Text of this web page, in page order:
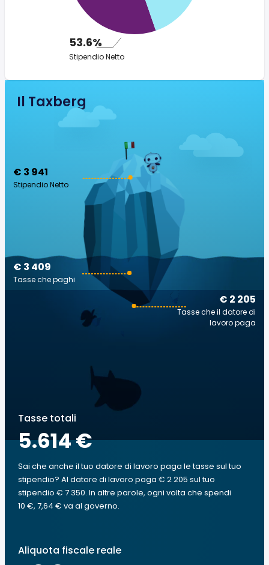
53.6%
Stipendio Netto
Il Taxberg
€ 3 941
Stipendio Netto
€ 2 205
Tasse che il datore di
lavoro paga
€ 3 409
Tasse che paghi
Tasse totali
5.614 €
Sai che anche il tuo datore di lavoro paga le tasse sul tuo
stipendio? Al datore di lavoro paga € 2 205 sul tuo
stipendio € 7 350. In altre parole, ogni volta che spendi
10 €, 7,64 € va al governo.
Aliquota fiscale reale